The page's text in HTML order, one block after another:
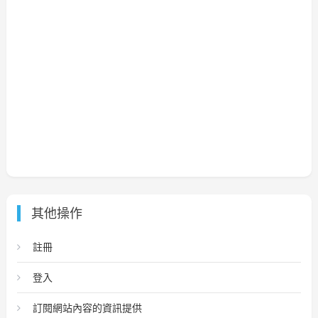
其他操作
註冊
登入
訂閱網站內容的資訊提供